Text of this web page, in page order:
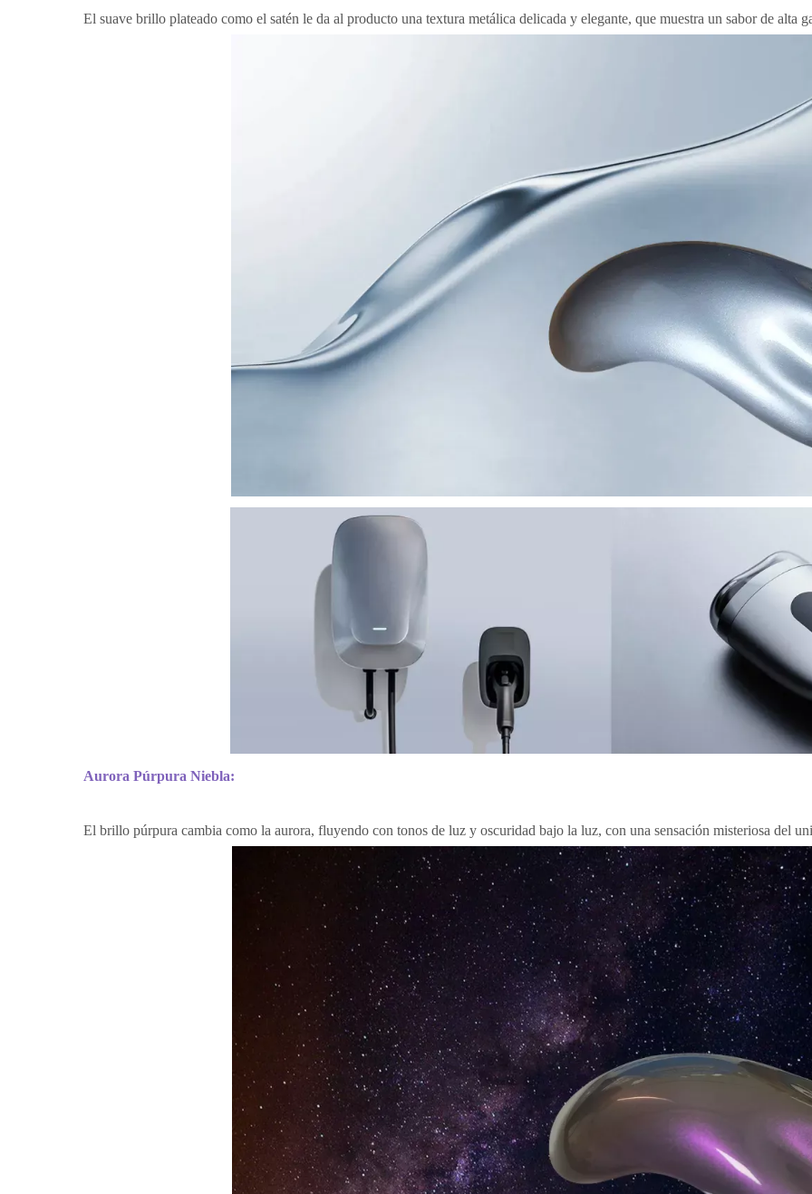
El suave brillo plateado como el satén le da al producto una textura metálica delicada y elegante, que muestra un sabor de alta
Aurora Púrpura Niebla:
El brillo púrpura cambia como la aurora, fluyendo con tonos de luz y oscuridad bajo la luz, con una sensación misteriosa del